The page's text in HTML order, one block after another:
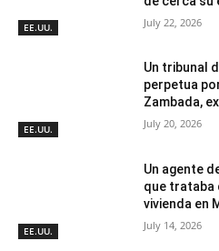
EE.UU. July 22, 2026
EE.UU.
Un tribunal
perpetua
Zambada,
July 20, 2026
EE.UU.
Un agente
que trataba
vivienda en
July 14, 2026